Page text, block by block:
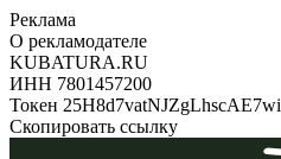
Реклама
О рекламодателе
KUBATURA.RU
ИНН 7801457200
Токен 25H8d7vatNJZgLhscAE7wi
Скопировать ссылку